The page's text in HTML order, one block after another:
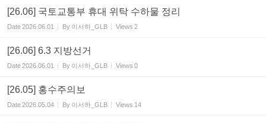
[26.06] 국토교통부 휴대 위탁 수하물 정리
Date2026.06.01 By 이서하_GLB Views 2
[26.06] 6.3 지방선거
Date2026.06.01 By 이서하_GLB Views 0
[26.05] 홍수주의보
Date2026.05.04 By 이서하_GLB Views 14